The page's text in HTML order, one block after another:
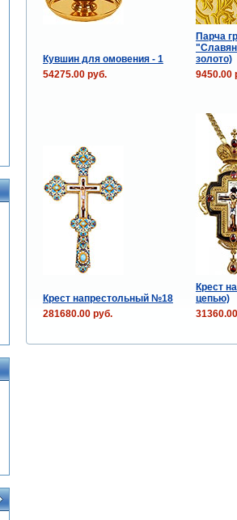
Кувшин для омовения - 1
Парча
золото)
54275.00 руб.
9450.00
Крест напрестольный №18
Крест
цепью)
281680.00 руб.